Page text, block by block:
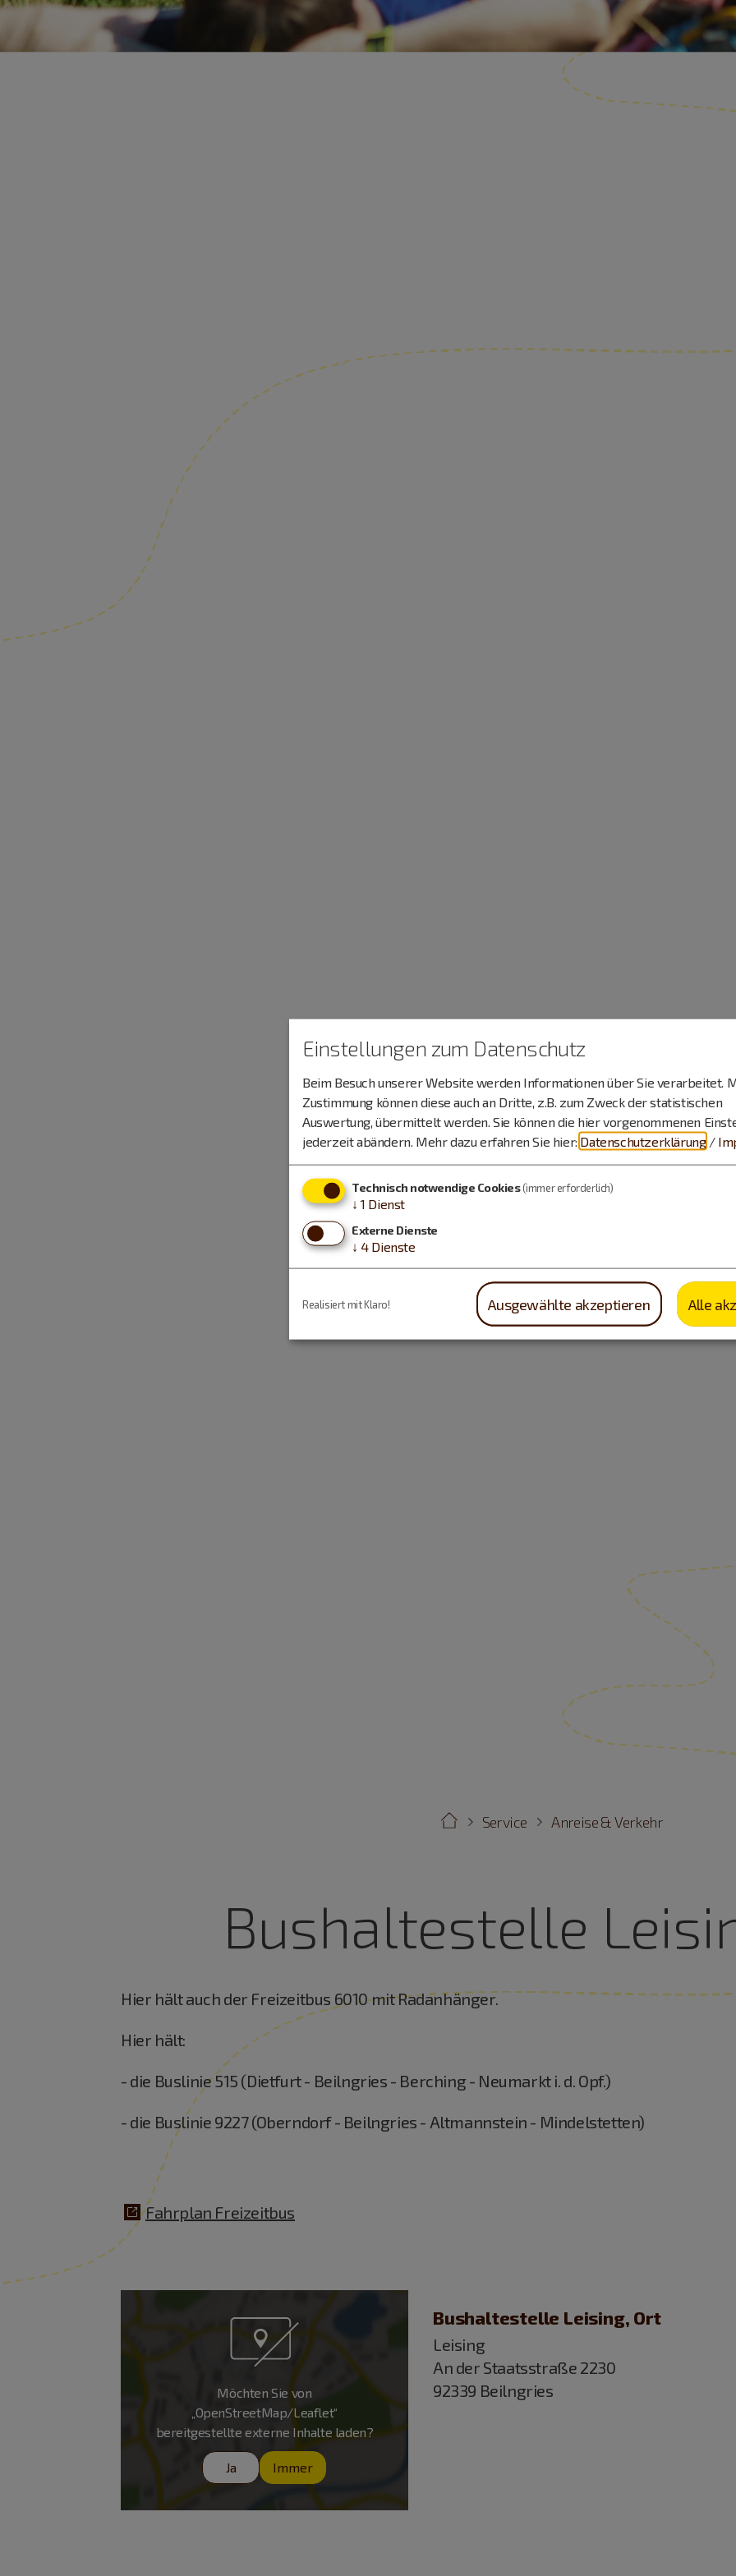
Anreise & Verkehr
Service
Bushaltestelle
Hier hält auch der Freizeitbus 6010 mit Radanhänger.
Hier hält:
- die Buslinie 515 (Dietfurt - Beilngries - Berching - Neumarkt i. d. Opf.)
- die Buslinie 9227 (Oberndorf - Beilngries - Altmannstein - Mindelstetten)
Fahrplan Freizeitbus
Möchten Sie von
„OpenStreetMap/Leaflet“
bereitgestellte externe Inhalte laden?
Ja Immer
Bushaltestelle Leising, Ort
Leising
An der Staatsstraße 2230
92339 Beilngries
Einstellungen zum Datenschutz
Beim Besuch unserer Website werden Informationen über Sie verarbeitet.
Zustimmung können diese auch an Dritte, z.B. zum Zweck der statistischen
Auswertung, übermittelt werden. Sie können die hier vorgenommenen
jederzeit abändern. Mehr dazu erfahren Sie hier: Datenschutzerklärung /
Technisch notwendige Cookies(immer erforderlich)
↓ 1 Dienst
Externe Dienste
↓ 4 Dienste
Ausgewählte akzeptieren Alle
Realisiert mit Klaro!